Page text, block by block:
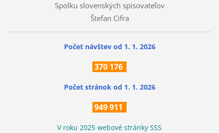
Spolku slovenských spisovateľov
Štefan Cifra
Počet návštev od 1. 1. 2026
370 176
Počet stránok od 1. 1. 2026
949 911
V roku 2025 webové stránky SSS